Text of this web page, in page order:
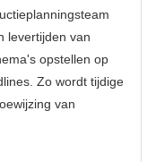
levertijden van
opstellen op
Zo wordt tijdige
van